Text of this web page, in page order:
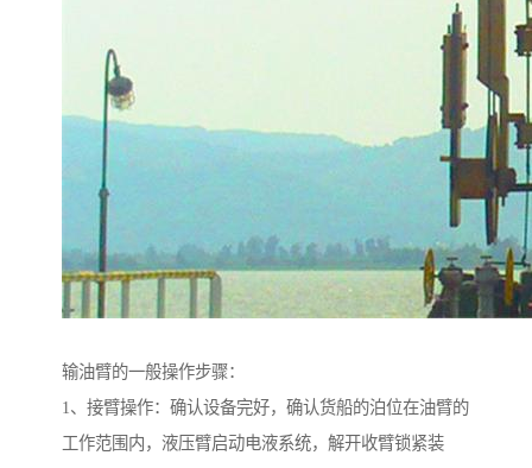
输油臂的一般操作步骤：
1、接臂操作：确认设备完好，确认货船的泊位在油臂的
工作范围内，液压臂启动电液系统，解开收臂锁紧装